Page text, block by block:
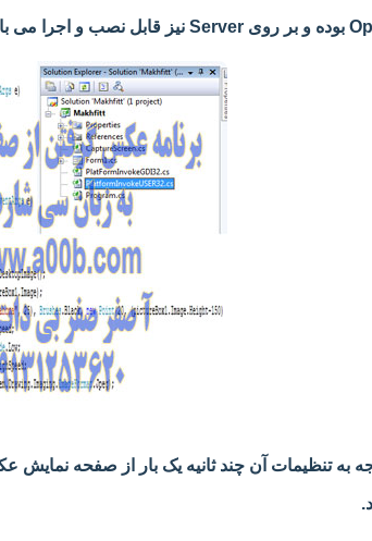
توجه به تنظیمات آن چند ثانیه یک بار از صفحه